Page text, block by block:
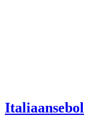
Italiaansebol